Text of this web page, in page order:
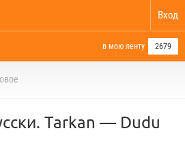
Вход
в мою ленту 2679
Tarkan — Dudu